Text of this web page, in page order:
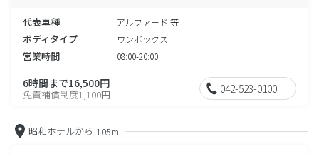
代表車種 アルファード 等
ボディタイプ ワンボックス
営業時間 08:00-20:00
6時間まで16,500円
免責補償制度1,100円 042-523-0100
昭和ホテルから 105m